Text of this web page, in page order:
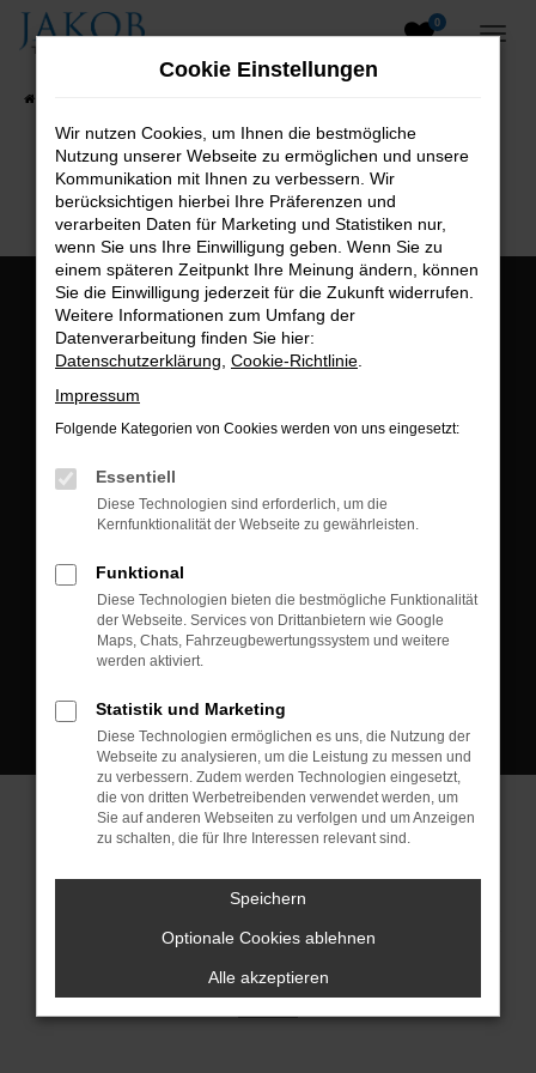
Zum
0
B2B-Shop
Öffnungszeiten:
Montag bis Freitag:
Postadresse:
Kontakt:
Tel.: +49 3745 760 90 20
Fax: +49 3745 760 90 21
Mail: fj@jakob-trading.com
Cookie Einstellungen
© 2026 Jakob Trading GmbH | Neustädter Straße 1 | DE-08223
Neustadt/Vogtland | fj@jakob-trading.com | Webdesign by audaris.de
Cookie Einstellungen
Wir nutzen Cookies, um Ihnen die bestmögliche
Nutzung unserer Webseite zu ermöglichen und unsere
Kommunikation mit Ihnen zu verbessern. Wir
berücksichtigen hierbei Ihre Präferenzen und
verarbeiten Daten für Marketing und Statistiken nur,
wenn Sie uns Ihre Einwilligung geben. Wenn Sie zu
einem späteren Zeitpunkt Ihre Meinung ändern, können
Sie die Einwilligung jederzeit für die Zukunft widerrufen.
Weitere Informationen zum Umfang der
Datenverarbeitung finden Sie hier:
Datenschutzerklärung Cookie-Richtlinie
Impressum
Folgende Kategorien von Cookies werden von uns eingesetzt:
Essentiell
Diese Technologien sind erforderlich, um die
Kernfunktionalität der Webseite zu gewährleisten.
Funktional
Diese Technologien bieten die bestmögliche Funktionalität
der Webseite. Services von Drittanbietern wie Google
Maps, Chats, Fahrzeugbewertungssystem und weitere
werden aktiviert.
Statistik und Marketing
Diese Technologien ermöglichen es uns, die Nutzung der
Webseite zu analysieren, um die Leistung zu messen und
zu verbessern. Zudem werden Technologien eingesetzt,
die von dritten Werbetreibenden verwendet werden, um
Sie auf anderen Webseiten zu verfolgen und um Anzeigen
zu schalten, die für Ihre Interessen relevant sind.
Speichern
Optionale Cookies ablehnen
Alle akzeptieren